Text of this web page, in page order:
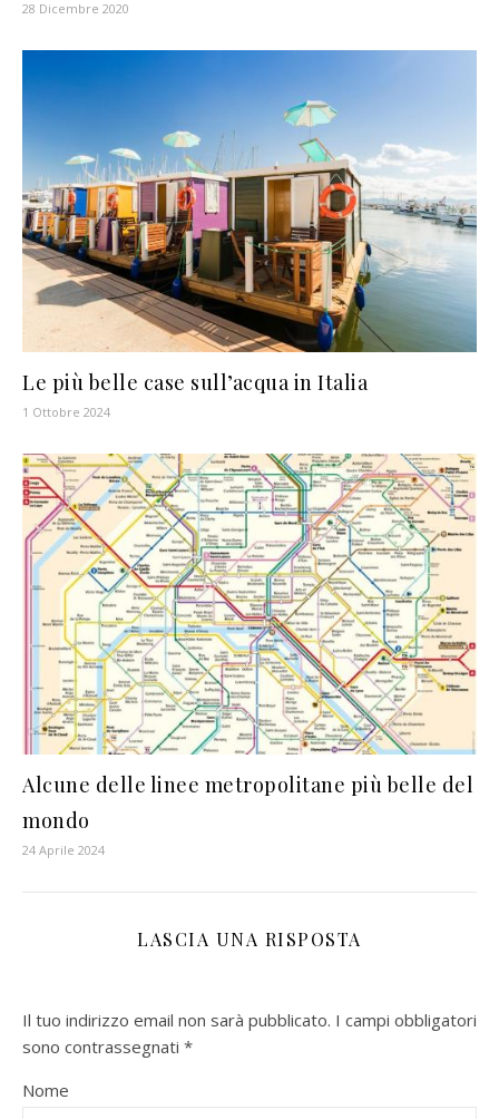
28 Dicembre 2020
Le più belle case sull’acqua in Italia
1 Ottobre 2024
Alcune delle linee metropolitane più belle del
mondo
24 Aprile 2024
LASCIA UNA RISPOSTA
Il tuo indirizzo email non sarà pubblicato. I campi obbligatori
sono contrassegnati *
Nome